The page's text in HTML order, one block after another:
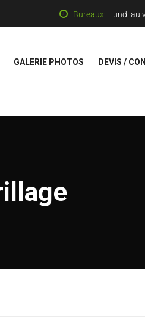
Bureaux: lundi au
GALERIE PHOTOS DEVIS /